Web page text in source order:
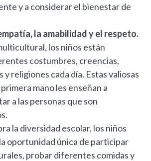
y a considerar el bienestar de
la amabilidad y el respeto.
los niños están
costumbres, creencias,
y religiones cada día. Estas valiosas
mano les enseñan a
a las personas que son
la diversidad escolar, los niños
oportunidad única de participar
probar diferentes comidas y